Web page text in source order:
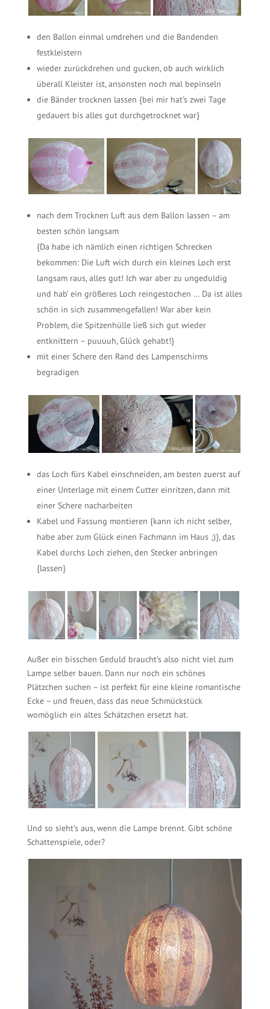
den Ballon einmal umdrehen und die Bandenden
festkleistern
wieder zurückdrehen und gucken, ob auch wirklich
überall Kleister ist, ansonsten noch mal bepinseln
die Bänder trocknen lassen {bei mir hat’s zwei Tage
gedauert bis alles gut durchgetrocknet war}
nach dem Trocknen Luft aus dem Ballon lassen – am
besten schön langsam
{Da habe ich nämlich einen richtigen Schrecken
bekommen: Die Luft wich durch ein kleines Loch erst
langsam raus, alles gut! Ich war aber zu ungeduldig
und hab’ ein größeres Loch reingestochen … Da ist alles
schön in sich zusammengefallen! War aber kein
Problem, die Spitzenhülle ließ sich gut wieder
entknittern – puuuuh, Glück gehabt!}
mit einer Schere den Rand des Lampenschirms
begradigen
das Loch fürs Kabel einschneiden, am besten zuerst auf
einer Unterlage mit einem Cutter einritzen, dann mit
einer Schere nacharbeiten
Kabel und Fassung montieren {kann ich nicht selber,
habe aber zum Glück einen Fachmann im Haus ;)}, das
Kabel durchs Loch ziehen, den Stecker anbringen
{lassen}
Außer ein bisschen Geduld braucht’s also nicht viel zum
Lampe selber bauen. Dann nur noch ein schönes
Plätzchen suchen – ist perfekt für eine kleine romantische
Ecke – und freuen, dass das neue Schmückstück
womöglich ein altes Schätzchen ersetzt hat.
Und so sieht’s aus, wenn die Lampe brennt. Gibt schöne
Schattenspiele, oder?